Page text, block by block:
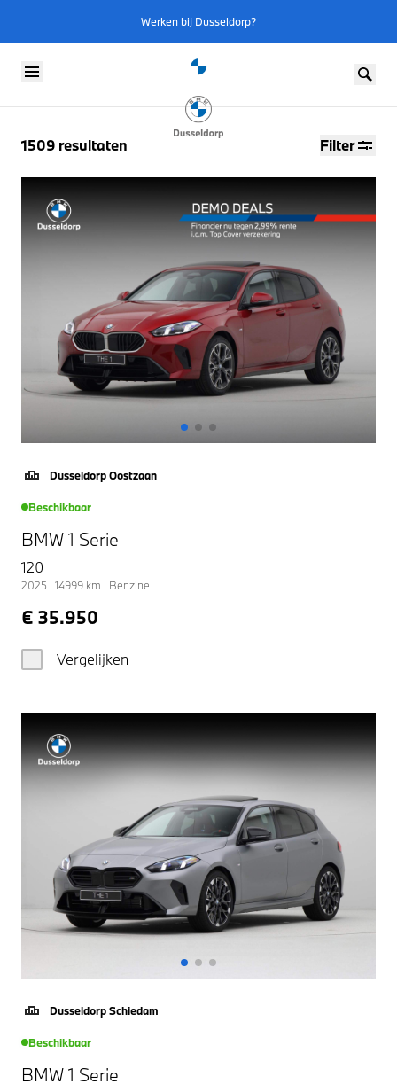
Werken bij Dusseldorp?
1509 resultaten Filter
Dusseldorp Oostzaan
Beschikbaar
BMW 1 Serie
120
2025 14999 km Benzine
€ 35.950
Vergelijken
Dusseldorp Schiedam
Beschikbaar
BMW 1 Serie